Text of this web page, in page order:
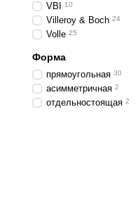
VBI 10
Villeroy & Boch 24
Volle 25
Форма
прямоугольная 30
асимметричная 2
отдельностоящая 2